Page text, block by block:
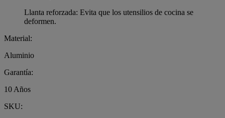
Llanta reforzada: Evita que los utensilios de cocina se
deformen.
Material:
Aluminio
Garantía:
10 Años
SKU: